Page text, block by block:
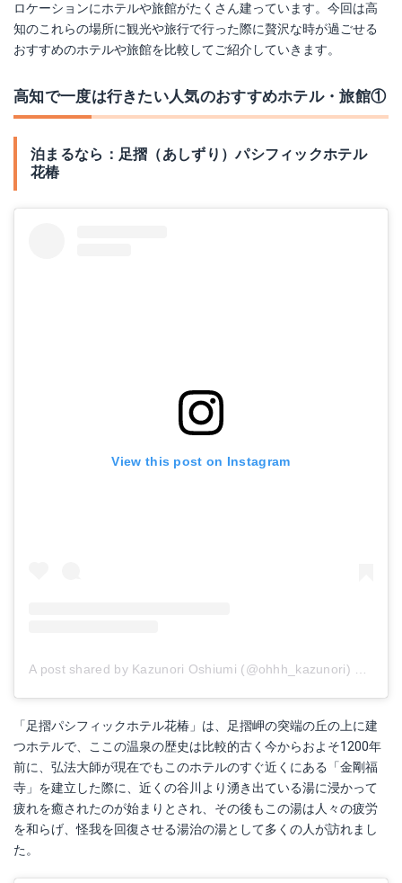
ロケーションにホテルや旅館がたくさん建っています。今回は高
知のこれらの場所に観光や旅行で行った際に贅沢な時が過ごせる
おすすめのホテルや旅館を比較してご紹介していきます。
高知で一度は行きたい人気のおすすめホテル・旅館①
泊まるなら：足摺（あしずり）パシフィックホテル
花椿
View this post on Instagram
A post shared by Kazunori Oshiumi (@ohhh_kazunori)
「足摺パシフィックホテル花椿」は、足摺岬の突端の丘の上に建
つホテルで、ここの温泉の歴史は比較的古く今からおよそ1200年
前に、弘法大師が現在でもこのホテルのすぐ近くにある「金剛福
寺」を建立した際に、近くの谷川より湧き出ている湯に浸かって
疲れを癒されたのが始まりとされ、その後もこの湯は人々の疲労
を和らげ、怪我を回復させる湯治の湯として多くの人が訪れまし
た。